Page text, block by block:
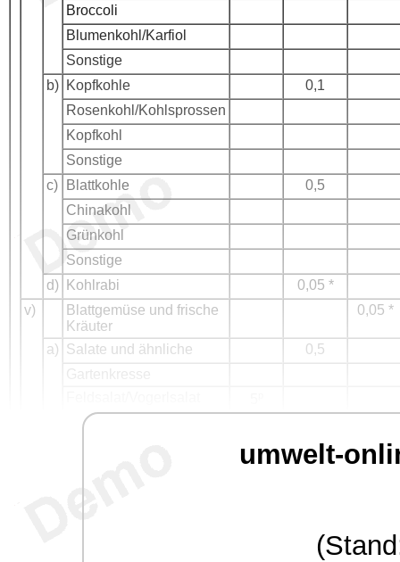
Broccoli
Blumenkohl/Karfiol
Sonstige
b) Kopfkohle
0,1
Rosenkohl/Kohlsprossen
Kopfkohl
Sonstige
c)
Blattkohle
0,5
Chinakohl
Grünkohl
Sonstige
d)
Kohlrabi
0,05 *
v)
Blattgemüse und frische
Kräuter
0,05 *
a) Salate und ähnliche
0,5
Gartenkresse
umwelt-